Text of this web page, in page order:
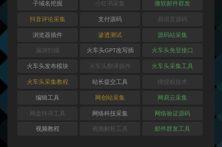
子域名挖掘 小红书采集 微软邮件群发
抖音评论采集 支付源码 易语言源码
浏览器插件 渗透测试 源码站采集
漏洞扫描 火车头GPT改写插
件
火车头免登接口
火车头发布模块 火车头翻译插件 火车头采集工具
火车头采集教程 站长提交工具 绕授权技术
编辑工具 网创站采集 网易云采集
网盘转存工具 网络科技采集 网络验证源码
视频教程 视频解析工具 邮件群发工具